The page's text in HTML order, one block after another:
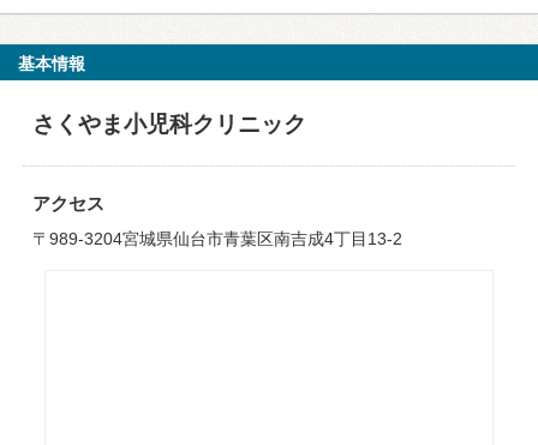
基本情報
さくやま小児科クリニック
アクセス
〒989-3204宮城県仙台市青葉区南吉成4丁目13-2